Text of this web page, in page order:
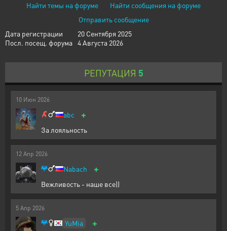
Найти темы на форуме
Найти сообщения на форуме
Отправить сообщение
Дата регистрации
20 Сентября 2025
Посл. посещ. форума 4 Августа 2026
РЕПУТАЦИЯ 5
10 Июн 2026
abc +
За лояльность
12 Апр 2026
Nabach +
Вежливость - наше все))
5 Апр 2026
YuMia +